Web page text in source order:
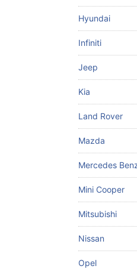
Hyundai
Infiniti
Jeep
Kia
Land Rover
Mazda
Mercedes
Mini Cooper
Mitsubishi
Nissan
Opel